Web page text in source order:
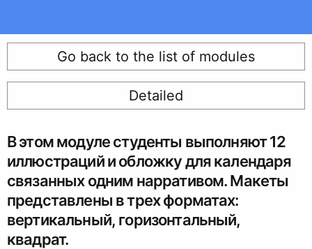
Go back to the list of modules
Detailed
В этом модуле студенты выполняют 12
иллюстраций и обложку для календаря
связанных одним нарративом. Макеты
представлены в трех форматах:
вертикальный, горизонтальный,
квадрат.